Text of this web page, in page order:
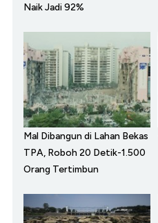
Naik Jadi 92%
Mal Dibangun di Lahan Bekas
TPA, Roboh 20 Detik-1.500
Orang Tertimbun